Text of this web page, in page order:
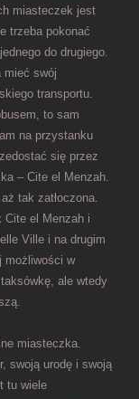
miasteczek jest
trzeba pokonać
do drugiego.
mieć swój
transportu.
to sam
na przystanku
się przez
– Cite el Menzah.
tak zatłoczona.
Cite el Menzah i
Ville i na drugim
możliwości w
ale wtedy
miasteczka.
swoją urodę i swoją
tu wiele